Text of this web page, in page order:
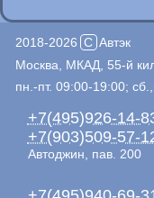
2018-2026 C Автэк
Москва, МКАД, 55-й
пн.-пт. 09:00-19:00;
+7(495)926-14-
+7(903)509-57-
Автоджин, пав. 200